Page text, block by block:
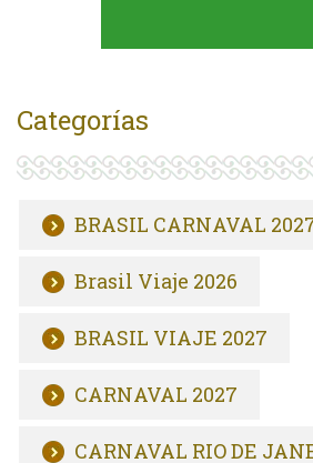
Categorías
BRASIL CARNAVAL
Brasil Viaje 2026
BRASIL VIAJE 2027
CARNAVAL 2027
CARNAVAL RIO DE